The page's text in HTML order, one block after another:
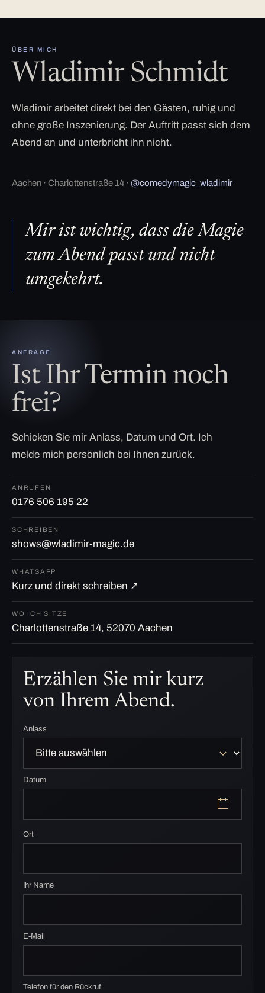
ÜBER MICH
Wladimir Schmidt
Wladimir arbeitet direkt bei den Gästen, ruhig und
ohne große Inszenierung. Der Auftritt passt sich dem
Abend an und unterbricht ihn nicht.
Aachen · Charlottenstraße 14 · @comedymagic_wladimir
Mir ist wichtig, dass die Magie
zum Abend passt und nicht
umgekehrt.
ANFRAGE
Ist Ihr Termin noch
frei?
Schicken Sie mir Anlass, Datum und Ort. Ich
melde mich persönlich bei Ihnen zurück.
ANRUFEN
0176 506 195 22
SCHREIBEN
shows@wladimir-magic.de
WHATSAPP
Kurz und direkt schreiben ↗
WO ICH SITZE
Charlottenstraße 14, 52070 Aachen
Erzählen Sie mir kurz
von Ihrem Abend.
Anlass
Datum
Ort
Ihr Name
E-Mail
Telefon für den Rückruf